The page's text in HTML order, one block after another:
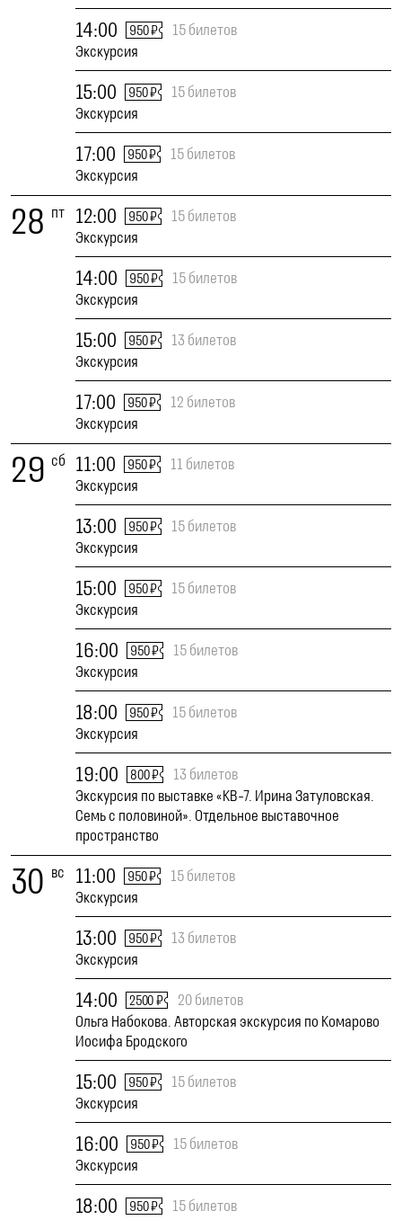
14:00 950 ₽
15 билетов
Экскурсия
15:00 950 ₽
15 билетов
Экскурсия
17:00 950 ₽
15 билетов
Экскурсия
28 пт 12:00 950 ₽
15 билетов
Экскурсия
14:00 950 ₽
15 билетов
Экскурсия
15:00 950 ₽
13 билетов
Экскурсия
17:00 950 ₽
12 билетов
Экскурсия
29 сб 11:00 950 ₽
11 билетов
Экскурсия
13:00 950 ₽
15 билетов
Экскурсия
15:00 950 ₽
15 билетов
Экскурсия
16:00 950 ₽
15 билетов
Экскурсия
18:00 950 ₽
15 билетов
Экскурсия
19:00 800 ₽
13 билетов
Экскурсия по выставке «КВ-7. Ирина Затуловская.
Семь с половиной». Отдельное выставочное
пространство
30 вс 11:00 950 ₽
15 билетов
Экскурсия
13:00 950 ₽
13 билетов
Экскурсия
14:00 2500 ₽
20 билетов
Ольга Набокова. Авторская экскурсия по Комарово
Иосифа Бродского
15:00 950 ₽
15 билетов
Экскурсия
16:00 950 ₽
15 билетов
Экскурсия
18:00 950 ₽
15 билетов